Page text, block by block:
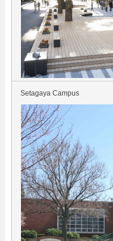
Setagaya Campus